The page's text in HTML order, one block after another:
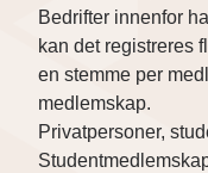
Bedrifter innenfor
kan det registreres
en stemme per
medlemskap.
Privatpersoner,